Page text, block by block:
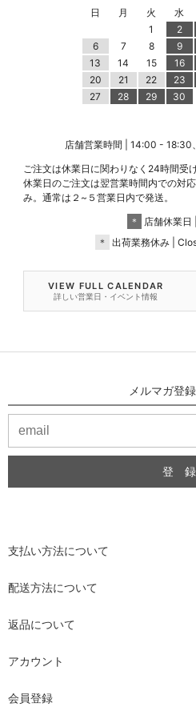
日
月 火 水
1
2
6
7 8 9
13
14 15 16
20
21 22 23
27
28 29 30
店舗営業時間 | 14:00 -
ご注文は休業日に関わりなく24時間受
休業日のご注文は翌営業時間内での対
み。通常は２~５営業日内で発送。
＊
店舗休業
＊
出荷業務休み |
VIEW FULL CALENDAR
詳しい営業日・イベント情報
メルマガ登
支払い方法について
配送方法について
返品について
アカウント
会員登録